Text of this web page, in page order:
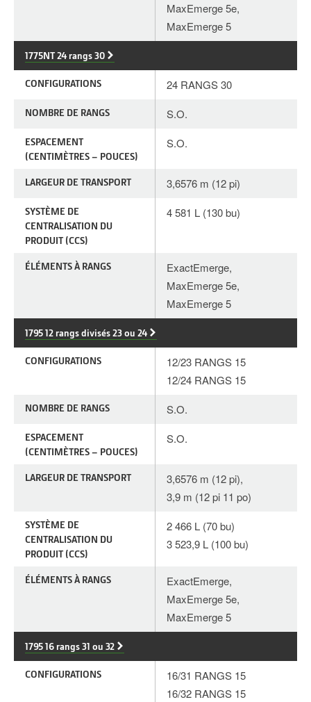
MaxEmerge 5e,
MaxEmerge 5
1775NT 24 rangs 30
CONFIGURATIONS 24 RANGS 30
NOMBRE DE RANGS S.O.
ESPACEMENT
(CENTIMÈTRES – POUCES)
S.O.
LARGEUR DE TRANSPORT 3,6576 m (12 pi)
SYSTÈME DE
CENTRALISATION DU
PRODUIT (CCS)
4 581 L (130 bu)
ÉLÉMENTS À RANGS
ExactEmerge,
MaxEmerge 5e,
MaxEmerge 5
1795 12 rangs divisés 23 ou 24
CONFIGURATIONS
12/23 RANGS 15
12/24 RANGS 15
NOMBRE DE RANGS S.O.
ESPACEMENT
(CENTIMÈTRES – POUCES)
S.O.
LARGEUR DE TRANSPORT
3,6576 m (12 pi),
3,9 m (12 pi 11 po)
SYSTÈME DE
CENTRALISATION DU
PRODUIT (CCS)
2 466 L (70 bu)
3 523,9 L (100 bu)
ÉLÉMENTS À RANGS
ExactEmerge,
MaxEmerge 5e,
MaxEmerge 5
1795 16 rangs 31 ou 32
CONFIGURATIONS
16/31 RANGS 15
16/32 RANGS 15